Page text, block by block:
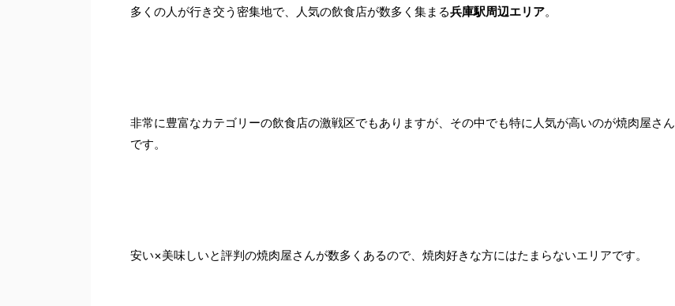
多くの人が行き交う密集地で、人気の飲食店が数多く集まる兵庫駅周辺エリア。
非常に豊富なカテゴリーの飲食店の激戦区でもありますが、その中でも特に人気が高いのが焼肉屋さん
です。
安い×美味しいと評判の焼肉屋さんが数多くあるので、焼肉好きな方にはたまらないエリアです。